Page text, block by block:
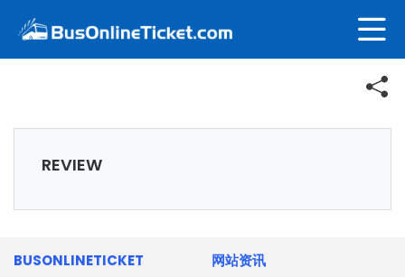
REVIEW
BUSONLINETICKET 网站资讯